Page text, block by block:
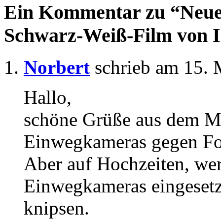
Ein Kommentar zu
Schwarz-Weiß-Film von
Norbert schrieb am 15.
Hallo,
schöne Grüße aus dem
Einwegkameras gegen
Aber auf Hochzeiten,
Einwegkameras
knipsen.